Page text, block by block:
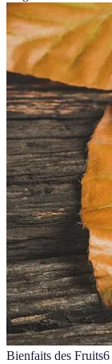
Bienfaits des Fruits6